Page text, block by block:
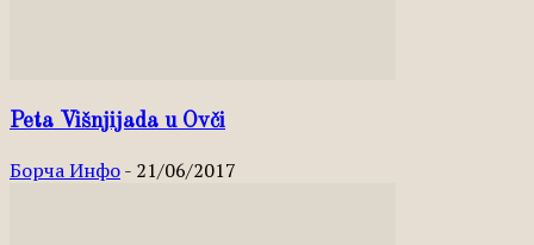
Peta Višnjijada u Ovči
Борча Инфо- 21/06/2017